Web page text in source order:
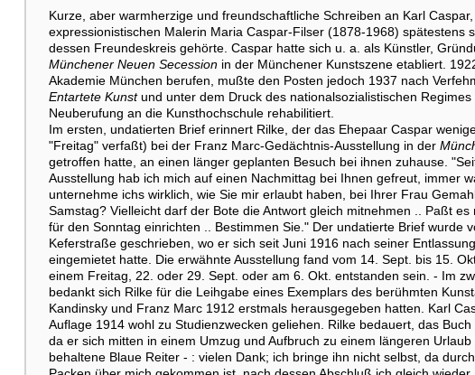
Kurze, aber warmherzige und freundschaftliche Schreiben an Karl
expressionistischen Malerin Maria Caspar-Filser (1878-1968) spätestens
dessen Freundeskreis gehörte. Caspar hatte sich u. a. als Künstler,
Münchener Neuen Secessionin der Münchener Kunstszene etabliert.
Akademie München berufen, mußte den Posten jedoch 1937 nach
Entartete Kunstund unter dem Druck des nationalsozialistischen
Neuberufung an die Kunsthochschule rehabilitiert.
Im ersten, undatierten Brief erinnert Rilke, der das Ehepaar Caspar
"Freitag" verfaßt) bei der Franz Marc-Gedächtnis-Ausstellung in der
getroffen hatte, an einen länger geplanten Besuch bei ihnen zuhause.
Ausstellung hab ich mich auf einen Nachmittag bei Ihnen gefreut, immer
unternehme ichs wirklich, wie Sie mir erlaubt haben, bei Ihrer Frau
Samstag? Vielleicht darf der Bote die Antwort gleich mitnehmen .. Paßt
für den Sonntag einrichten .. Bestimmen Sie." Der undatierte Brief wurde
Keferstraße geschrieben, wo er sich seit Juni 1916 nach seiner
eingemietet hatte. Die erwähnte Ausstellung fand vom 14. Sept. bis 15.
einem Freitag, 22. oder 29. Sept. oder am 6. Okt. entstanden sein. - Im
bedankt sich Rilke für die Leihgabe eines Exemplars des berühmten
Kandinsky und Franz Marc 1912 erstmals herausgegeben hatten. Karl
Auflage 1914 wohl zu Studienzwecken geliehen. Rilke bedauert, das
da er sich mitten in einem Umzug und Aufbruch zu einem längeren
behaltene Blaue Reiter - : vielen Dank; ich bringe ihn nicht selbst, da